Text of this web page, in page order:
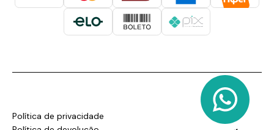
Política de privacidade